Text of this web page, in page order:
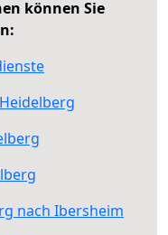
können Sie
nach Ibersheim